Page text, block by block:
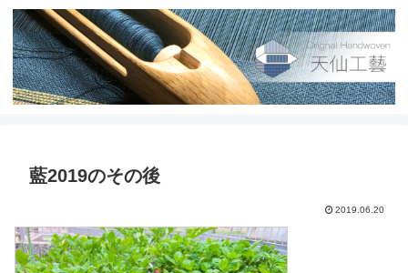
藍2019のその後
2019.06.20